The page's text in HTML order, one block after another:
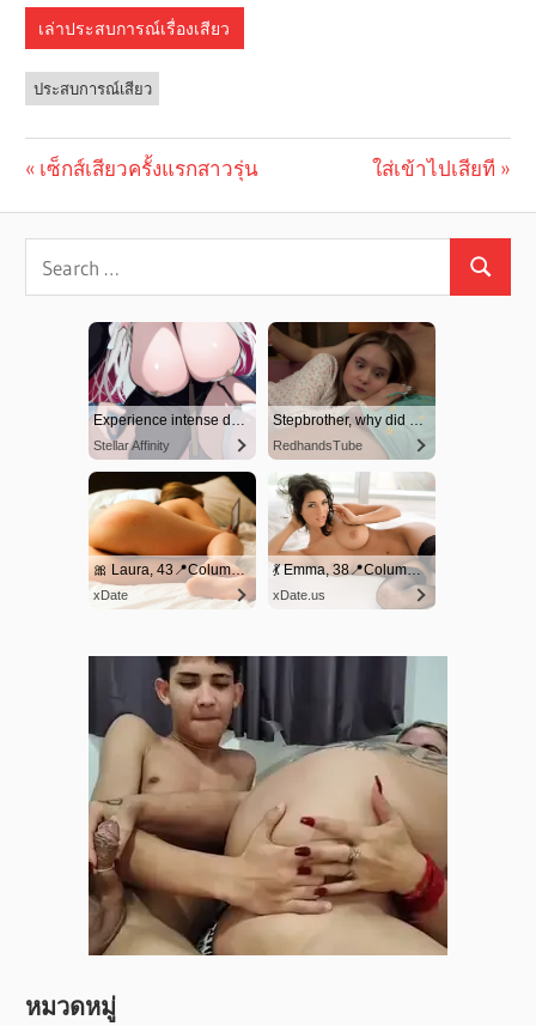
เล่าประสบการณ์เรื่องเสียว
ประสบการณ์เสียว
navigation
Previous
เซ็กส์เสียวครั้งแรกสาวรุ่น
Next
ใส่เข้าไปเสียที
หมวดหมู่